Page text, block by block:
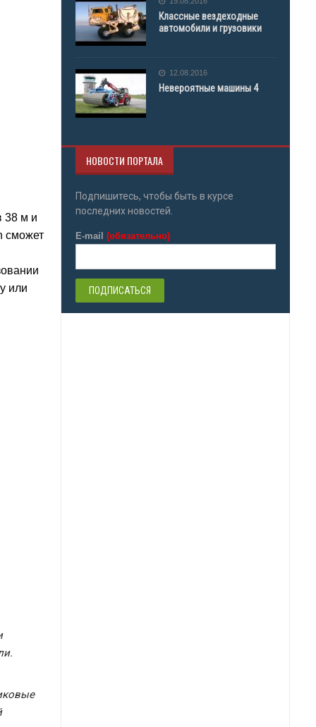
38 м и
сможет
или
Классные вездеходные
автомобили и грузовики
12.08.2016
Невероятные машины 4
НОВОСТИ ПОРТАЛА
Подпишитесь, чтобы быть в курсе
последних новостей.
E-mail (обязательно)